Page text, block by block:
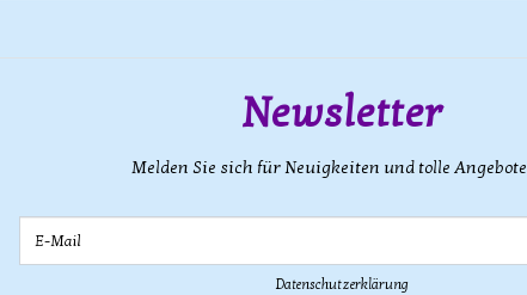
Newsletter
Melden Sie sich für Neuigkeiten und tolle
E-Mail
Datenschutzerklärung